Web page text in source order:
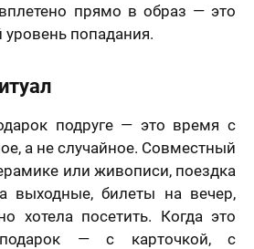
прямо в образ — это
попадания.
подруге — это время с
а не случайное. Совместный
или живописи, поездка
выходные, билеты на вечер,
хотела посетить. Когда это
— с карточкой, с